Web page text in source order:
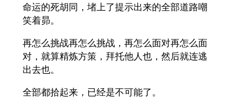
命运的死胡同，堵上了提示出来的全部道路嘲
笑着昴。
再怎么挑战再怎么挑战，再怎么面对再怎么面
对，就算精炼方策，拜托他人也，然后就连逃
出去也。
全部都拾起来，已经是不可能了。